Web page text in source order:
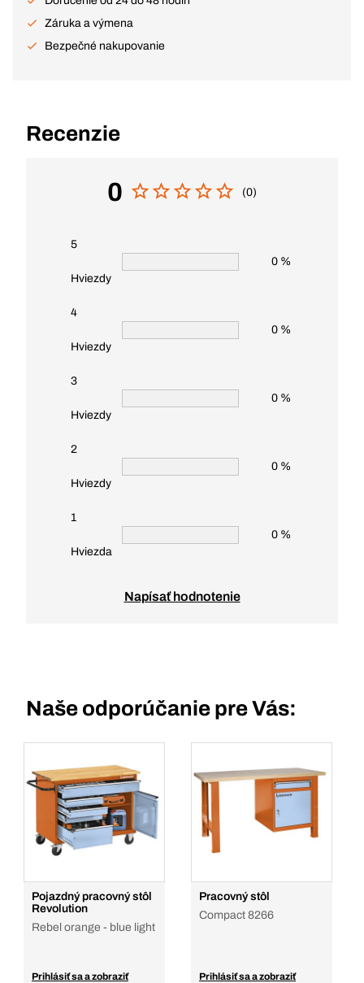
Záruka a výmena
Bezpečné nakupovanie
Recenzie
0 (0)
5
Hviezdy
0 %
4
Hviezdy
0 %
3
Hviezdy
0 %
2
Hviezdy
0 %
1
Hviezda
0 %
Napísať hodnotenie
Naše odporúčanie pre Vás:
Pojazdný pracovný stôl
Revolution
Rebel orange - blue light
Prihlásiť sa a zobraziť
Pracovný stôl
Compact 8266
Prihlásiť sa a zobraziť